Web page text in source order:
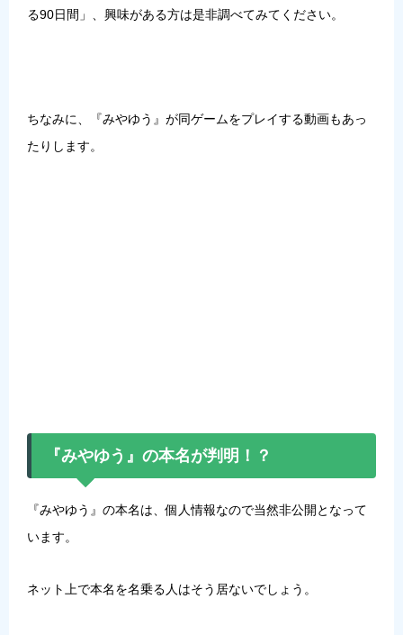
る90日間」、興味がある方は是非調べてみてください。
ちなみに、『みやゆう』が同ゲームをプレイする動画もあっ
たりします。
『みやゆう』の本名が判明！？
『みやゆう』の本名は、個人情報なので当然非公開となって
います。
ネット上で本名を名乗る人はそう居ないでしょう。